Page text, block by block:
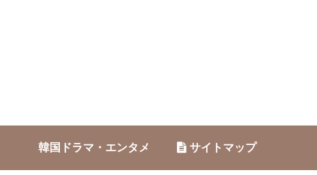
韓国ドラマ・エンタメ サイトマップ